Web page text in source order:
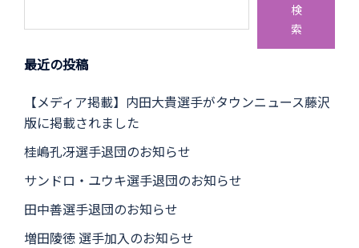
検
索
最近の投稿
【メディア掲載】内田大貴選手がタウンニュース藤沢
版に掲載されました
桂嶋孔冴選手退団のお知らせ
サンドロ・ユウキ選手退団のお知らせ
田中善選手退団のお知らせ
増田陵徳 選手加入のお知らせ